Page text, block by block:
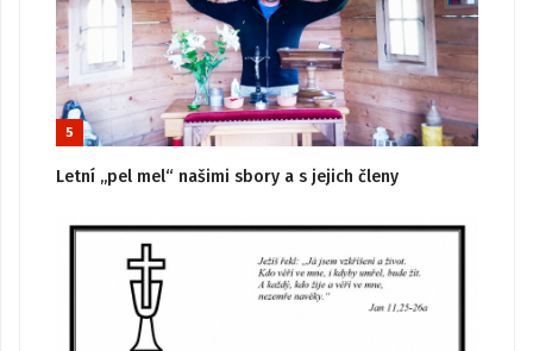
5
Letní „pel mel“ našimi sbory a s jejich členy